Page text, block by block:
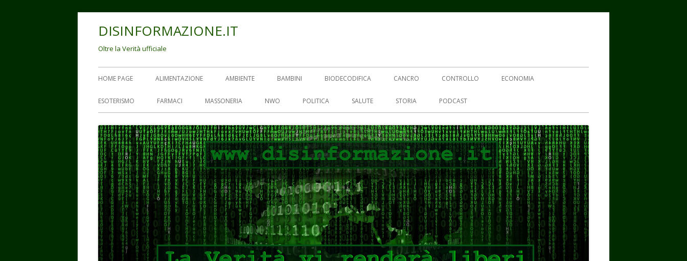
DISINFORMAZIONE.IT
Oltre la Verità ufficiale
Menu
principale
HOME PAGE ALIMENTAZIONE AMBIENTE BAMBINI BIODECODIFICA CANCRO CONTROLLO ECONOMIA
ESOTERISMO FARMACI MASSONERIA NWO POLITICA SALUTE STORIA PODCAST